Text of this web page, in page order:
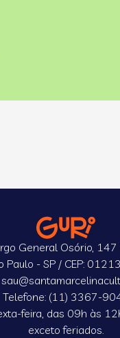
General Osório, 147
Paulo - SP / CEP:
Telefone: (11) 3367-
feira, das 09h às
exceto feriados.